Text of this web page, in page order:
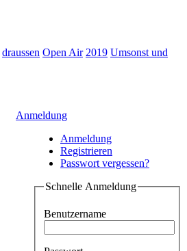
draussen Open Air 2019 Umsonst und
Anmeldung
Anmeldung
Registrieren
Passwort vergessen?
Schnelle Anmeldung
Benutzername